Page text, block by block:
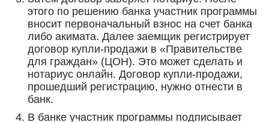
этого по решению банка участник программы
вносит первоначальный взнос на счет банка
либо акимата. Далее заемщик регистрирует
договор купли-продажи в «Правительстве
для граждан» (ЦОН). Это может сделать и
нотариус онлайн. Договор купли-продажи,
прошедший регистрацию, нужно отнести в
банк.
В банке участник программы подписывает